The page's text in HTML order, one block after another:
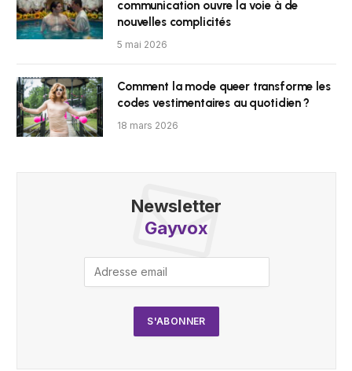
communication ouvre la voie à de
nouvelles complicités
5 mai 2026
Comment la mode queer transforme les
codes vestimentaires au quotidien ?
18 mars 2026
Newsletter
Gayvox